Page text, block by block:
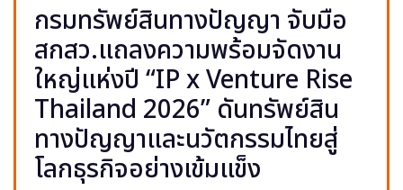
กรมทรัพย์สินทางปัญญา จับมือ
สกสว.แถลงความพร้อมจัดงาน
ใหญ่แห่งปี “IP x Venture Rise
Thailand 2026” ดันทรัพย์สิน
ทางปัญญาและนวัตกรรมไทยสู่
โลกธุรกิจอย่างเข้มแข็ง